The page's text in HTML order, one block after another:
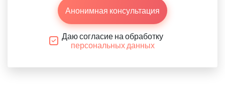
Анонимная консультация
Даю согласие на обработку
персональных данных